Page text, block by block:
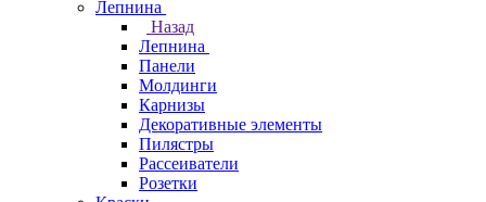
Лепнина
Назад
Лепнина
Панели
Молдинги
Карнизы
Декоративные элементы
Пилястры
Рассеиватели
Розетки